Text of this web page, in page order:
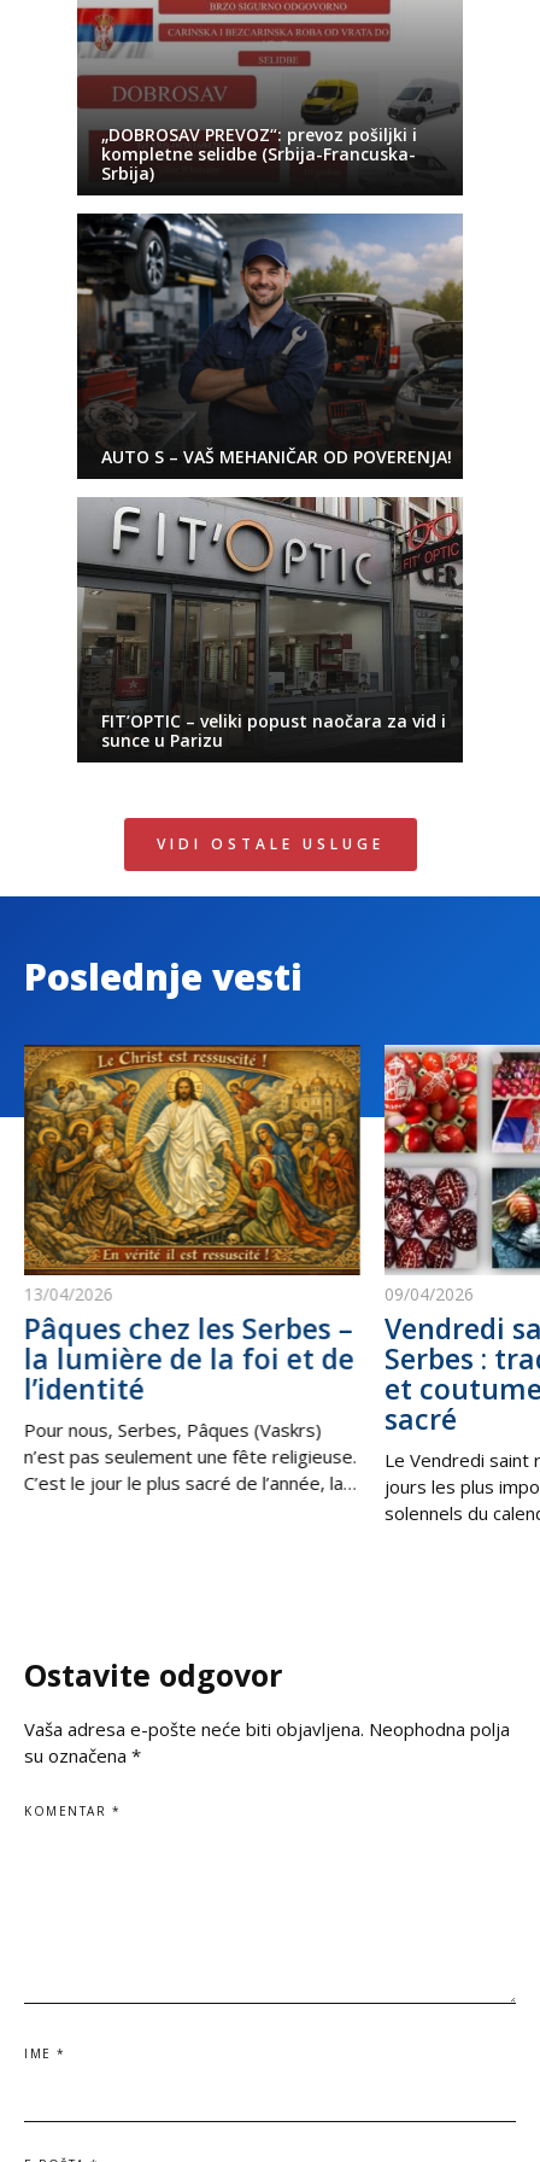
„DOBROSAV PREVOZ“: prevoz pošiljki i
kompletne selidbe (Srbija-Francuska-
Srbija)
AUTO S – VAŠ MEHANIČAR OD POVERENJA!
FIT’OPTIC – veliki popust naočara za vid i
sunce u Parizu
VIDI OSTALE USLUGE
Poslednje vesti
13/04/2026
Pâques chez les Serbes –
la lumière de la foi et de
l’identité
Pour nous, Serbes, Pâques (Vaskrs)
n’est pas seulement une fête religieuse.
C’est le jour le plus sacré de l’année, la
09/04/2026
Vendredi
Serbes :
et
sacré
Le Vendredi saint
jours les plus
solennels du
Ostavite odgovor
Vaša adresa e-pošte neće biti objavljena. Neophodna polja
su označena *
KOMENTAR *
IME *